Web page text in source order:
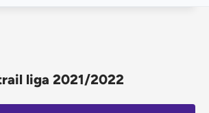
liga 2021/2022